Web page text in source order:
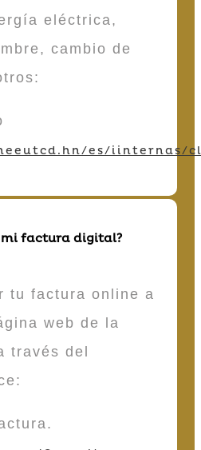
eléctrica,
cambio de
es/iinternas/
mi factura digital?
tu factura online a
web de la
través del